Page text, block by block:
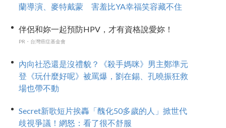
蘭導演、麥特戴蒙 害羞比YA幸福笑容藏不住
伴侶和妳一起預防HPV，才有資格說愛妳！
PR・台灣癌症基金會
內向社恐還是沒禮貌？《殺手媽咪》男主鄭準元
登《玩什麼好呢》被罵爆，劉在錫、孔曉振狂救
場也帶不動
Secret新歌短片挨轟「醜化50多歲的人」掀世代
歧視爭議！網怒：看了很不舒服